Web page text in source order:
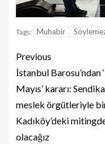
Tags: Muhabir
Previous
İstanbul Barosu’ndan
Mayıs’ kararı:
meslek örgütleriyle
Kadıköy’deki
olacağız